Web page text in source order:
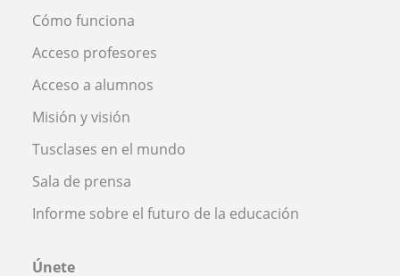
Cómo funciona
Acceso profesores
Acceso a alumnos
Misión y visión
Tusclases en el mundo
Sala de prensa
Informe sobre el futuro de la educación
Únete